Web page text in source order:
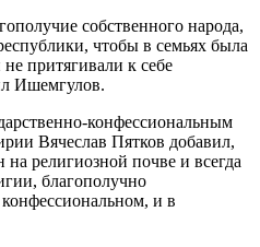
собственного народа,
чтобы в семьях была
притягивали к себе
Ишемгулов.
конфессиональным
Вячеслав Пятков добавил,
религиозной почве и всегда
благополучно
и в